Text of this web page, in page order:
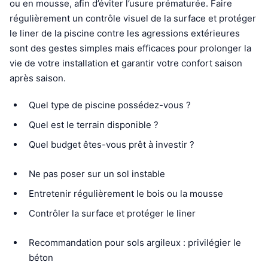
ou en mousse, afin d’éviter l’usure prématurée. Faire
régulièrement un contrôle visuel de la surface et protéger
le liner de la piscine contre les agressions extérieures
sont des gestes simples mais efficaces pour prolonger la
vie de votre installation et garantir votre confort saison
après saison.
Quel type de piscine possédez-vous ?
Quel est le terrain disponible ?
Quel budget êtes-vous prêt à investir ?
Ne pas poser sur un sol instable
Entretenir régulièrement le bois ou la mousse
Contrôler la surface et protéger le liner
Recommandation pour sols argileux : privilégier le
béton